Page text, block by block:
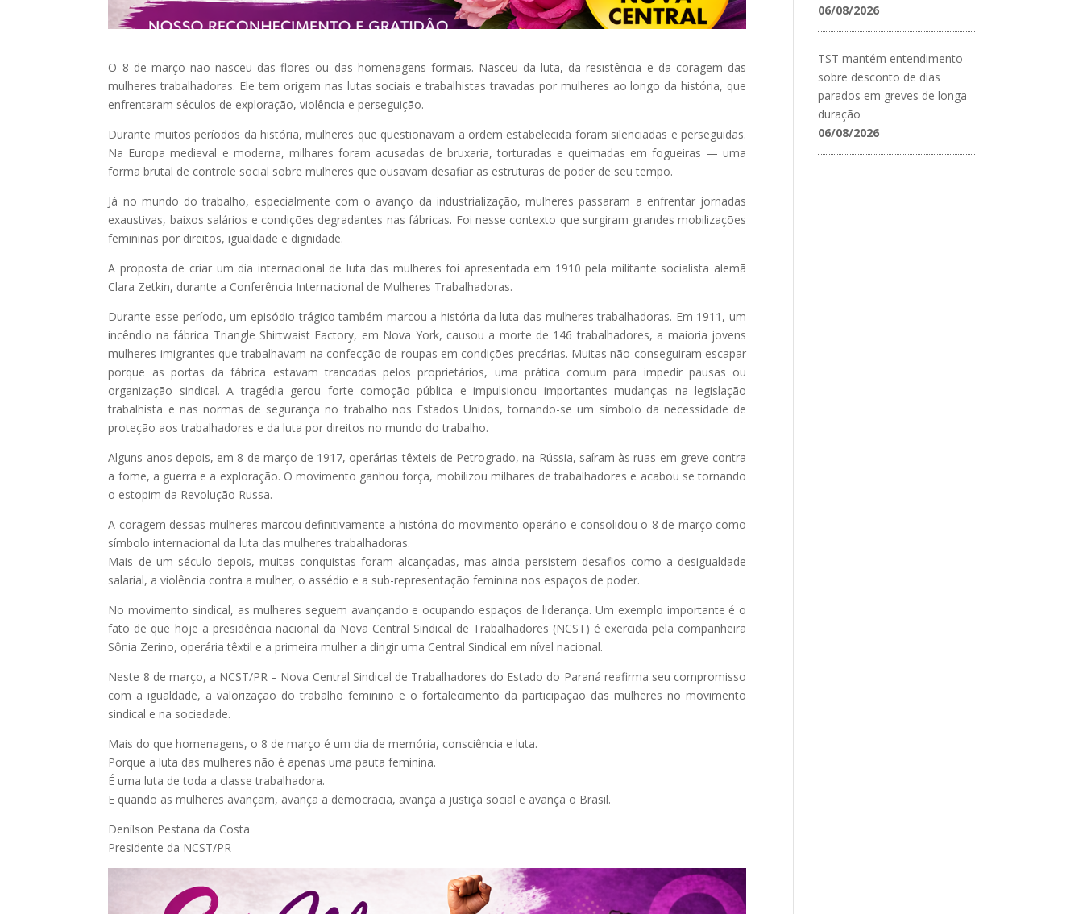
O 8 de março não nasceu das flores ou das homenagens formais. Nasceu da luta, da resistência e da coragem das
mulheres trabalhadoras. Ele tem origem nas lutas sociais e trabalhistas travadas por mulheres ao longo da história, que
enfrentaram séculos de exploração, violência e perseguição.
Durante muitos períodos da história, mulheres que questionavam a ordem estabelecida foram silenciadas e perseguidas.
Na Europa medieval e moderna, milhares foram acusadas de bruxaria, torturadas e queimadas em fogueiras — uma
forma brutal de controle social sobre mulheres que ousavam desafiar as estruturas de poder de seu tempo.
Já no mundo do trabalho, especialmente com o avanço da industrialização, mulheres passaram a enfrentar jornadas
exaustivas, baixos salários e condições degradantes nas fábricas. Foi nesse contexto que surgiram grandes mobilizações
femininas por direitos, igualdade e dignidade.
A proposta de criar um dia internacional de luta das mulheres foi apresentada em 1910 pela militante socialista alemã
Clara Zetkin, durante a Conferência Internacional de Mulheres Trabalhadoras.
Durante esse período, um episódio trágico também marcou a história da luta das mulheres trabalhadoras. Em 1911, um
incêndio na fábrica Triangle Shirtwaist Factory, em Nova York, causou a morte de 146 trabalhadores, a maioria jovens
mulheres imigrantes que trabalhavam na confecção de roupas em condições precárias. Muitas não conseguiram escapar
porque as portas da fábrica estavam trancadas pelos proprietários, uma prática comum para impedir pausas ou
organização sindical. A tragédia gerou forte comoção pública e impulsionou importantes mudanças na legislação
trabalhista e nas normas de segurança no trabalho nos Estados Unidos, tornando-se um símbolo da necessidade de
proteção aos trabalhadores e da luta por direitos no mundo do trabalho.
Alguns anos depois, em 8 de março de 1917, operárias têxteis de Petrogrado, na Rússia, saíram às ruas em greve contra
a fome, a guerra e a exploração. O movimento ganhou força, mobilizou milhares de trabalhadores e acabou se tornando
o estopim da Revolução Russa.
A coragem dessas mulheres marcou definitivamente a história do movimento operário e consolidou o 8 de março como
símbolo internacional da luta das mulheres trabalhadoras.
Mais de um século depois, muitas conquistas foram alcançadas, mas ainda persistem desafios como a desigualdade
salarial, a violência contra a mulher, o assédio e a sub-representação feminina nos espaços de poder.
No movimento sindical, as mulheres seguem avançando e ocupando espaços de liderança. Um exemplo importante é o
fato de que hoje a presidência nacional da Nova Central Sindical de Trabalhadores (NCST) é exercida pela companheira
Sônia Zerino, operária têxtil e a primeira mulher a dirigir uma Central Sindical em nível nacional.
Neste 8 de março, a NCST/PR – Nova Central Sindical de Trabalhadores do Estado do Paraná reafirma seu compromisso
com a igualdade, a valorização do trabalho feminino e o fortalecimento da participação das mulheres no movimento
sindical e na sociedade.
Mais do que homenagens, o 8 de março é um dia de memória, consciência e luta.
Porque a luta das mulheres não é apenas uma pauta feminina.
É uma luta de toda a classe trabalhadora.
E quando as mulheres avançam, avança a democracia, avança a justiça social e avança o Brasil.
Denílson Pestana da Costa
Presidente da NCST/PR
06/08/2026
TST mantém entendimento
sobre desconto de dias
parados em greves de longa
duração
06/08/2026